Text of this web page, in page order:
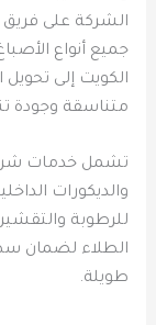
الشركة على فريق
جميع أنواع
الكويت إلى تحويل
متناسقة وجودة
تشمل خدمات
والديكورات
للرطوبة
الطلاء لضمان
طويلة.